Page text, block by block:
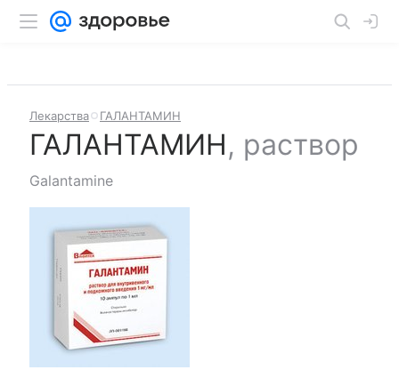
Лекарства ГАЛАНТАМИН
ГАЛАНТАМИН, раствор
Galantamine